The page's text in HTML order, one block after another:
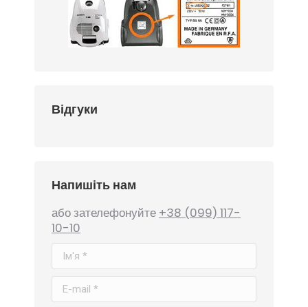
Відгуки
Напишіть нам
або зателефонуйте +38 (099) 117-
10-10
Ім'я *
E-mail *